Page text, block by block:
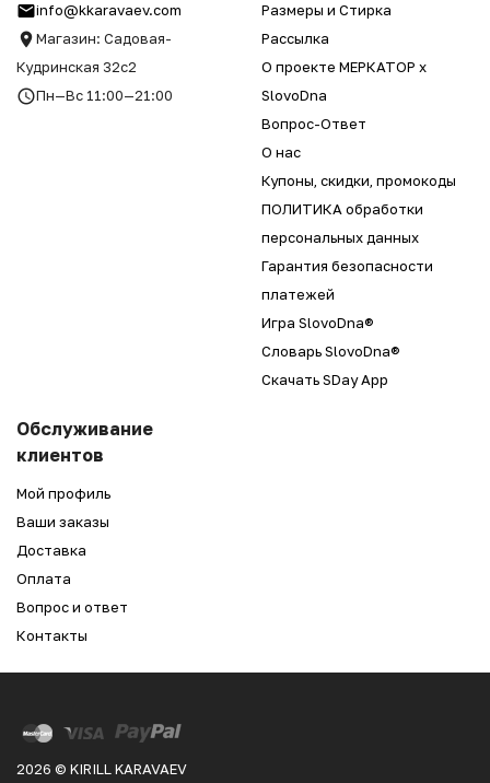
info@kkaravaev.com
Магазин: Садовая-
Кудринская 32с2
Пн—Вс 11:00—21:00
Размеры и Стирка
Рассылка
О проекте МЕРКАТОР x
SlovoDna
Вопрос-Ответ
О нас
Купоны, скидки, промокоды
ПОЛИТИКА обработки
персональных данных
Гарантия безопасности
платежей
Игра SlovoDna®
Словарь SlovoDna®
Скачать SDay App
Обслуживание
клиентов
Мой профиль
Ваши заказы
Доставка
Оплата
Вопрос и ответ
Контакты
2026 © KIRILL KARAVAEV